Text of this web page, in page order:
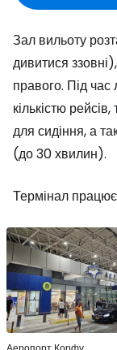
Зал вильоту
дивитися
правого. Під час
кількістю
для сидіння, а
(до 30 хвилин).
Термінал